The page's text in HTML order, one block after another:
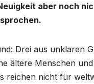
aber noch
Drei aus unklaren
ältere Menschen
reichen nicht für